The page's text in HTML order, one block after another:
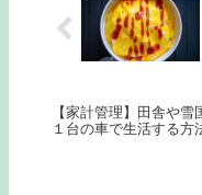
【家計管理】田舎や雪
１台の車で生活する方